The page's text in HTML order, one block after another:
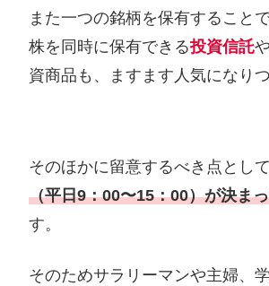
また一つの銘柄を保有すること
株を同時に保有できる投資信託や
資商品も、ますます人気になり
そのほかに留意するべき点として
（平日9：00〜15：00）が決ま
す。
そのためサラリーマンや主婦、